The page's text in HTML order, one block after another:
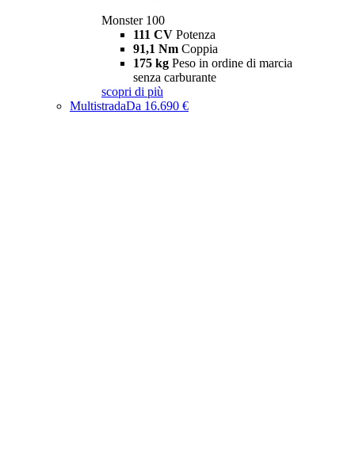
Monster 100
111 CV Potenza
91,1 Nm Coppia
175 kg Peso in ordine di marcia
senza carburante
scopri di più
MultistradaDa 16.690 €